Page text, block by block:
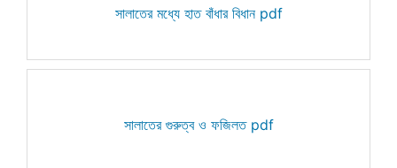
সালাতের মধ্যে হাত বাঁধার বিধান pdf
সালাতের গুরুত্ব ও ফজিলত pdf